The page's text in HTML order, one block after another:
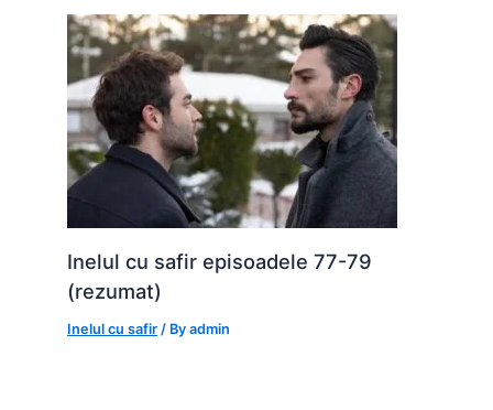
Inelul cu safir episoadele 77-79
(rezumat)
Inelul cu safir / Byadmin